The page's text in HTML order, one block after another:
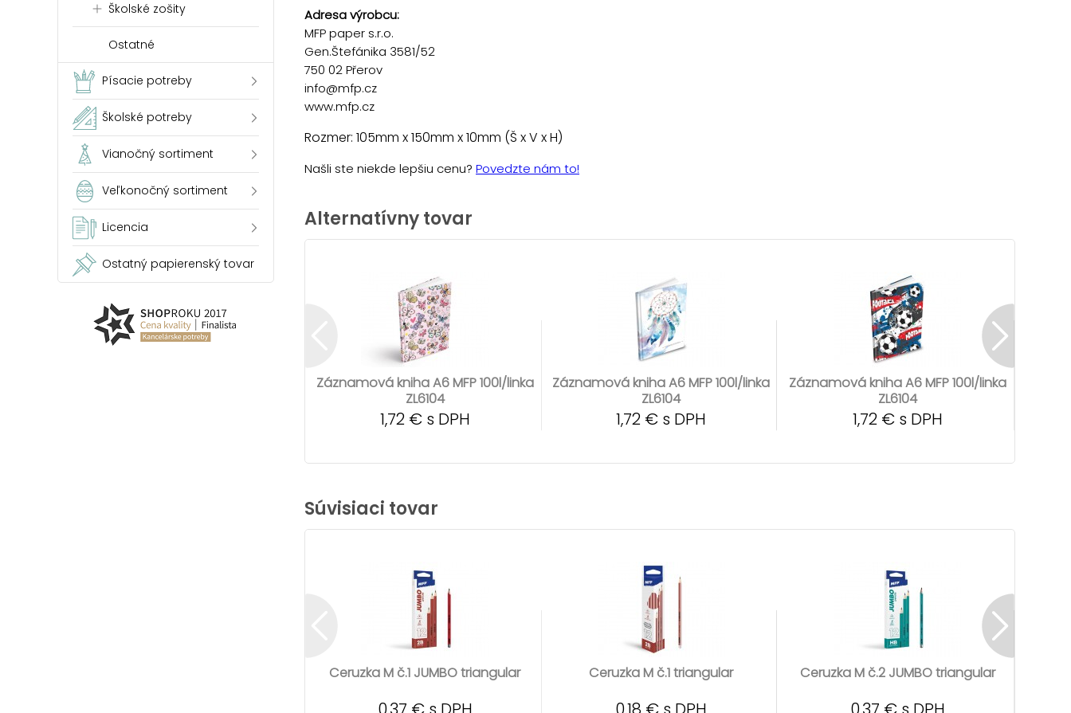
Školské zošity
Ostatné
Písacie potreby
Školské potreby
Vianočný sortiment
Veľkonočný sortiment
Licencia
Ostatný papierenský tovar
Adresa výrobcu:
MFP paper s.r.o.
Gen.Štefánika 3581/52
750 02 Přerov
info@mfp.cz
www.mfp.cz
Rozmer: 105mm x 150mm x 10mm (Š x V x H)
Našli ste niekde lepšiu cenu? Povedzte nám to!
Alternatívny tovar
Záznamová kniha A6 MFP 100l/linka
ZL6104
1,72 € s DPH
Záznamová kniha A6 MFP 100l/linka
ZL6104
1,72 € s DPH
Záznamová kniha A6 MFP 100l/linka
ZL6104
1,72 € s DPH
Súvisiaci tovar
Ceruzka M č.1 JUMBO triangular Ceruzka M č.1 triangular Ceruzka M č.2 JUMBO triangular